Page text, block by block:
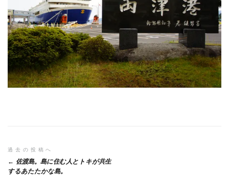
投
稿
過去の投稿へ
佐渡島。島に住む人とトキが共生
するあたたかな島。